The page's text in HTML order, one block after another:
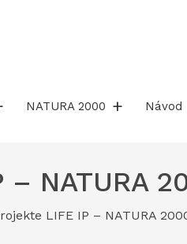
NATURA 2000 Návod
NATURA
LIFE IP – NATURA